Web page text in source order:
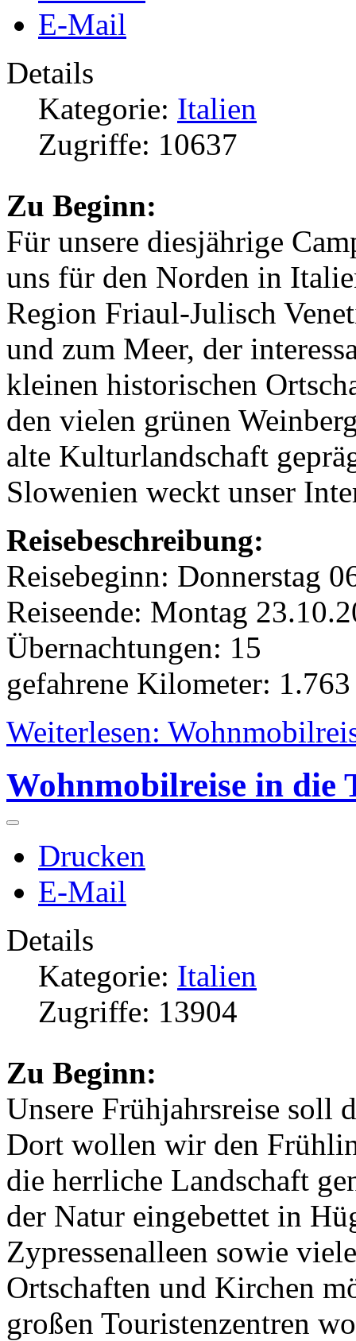
E-Mail
Details
Kategorie: Italien
Zugriffe: 10637
Zu Beginn:
Für unsere diesjährige
uns für den Norden in
Region Friaul-Julisch
und zum Meer, der
kleinen historischen
den vielen grünen
alte Kulturlandschaft
Slowenien weckt unser
Reisebeschreibung:
Reisebeginn: Donnerstag
Reiseende: Montag
Übernachtungen: 15
gefahrene Kilometer:
Weiterlesen:
Wohnmobilreise in die
Drucken
E-Mail
Details
Kategorie: Italien
Zugriffe: 13904
Zu Beginn:
Unsere Frühjahrsreise soll
Dort wollen wir den
die herrliche Landschaft
der Natur eingebettet in
Zypressenalleen sowie
Ortschaften und Kirchen
großen Touristenzentren